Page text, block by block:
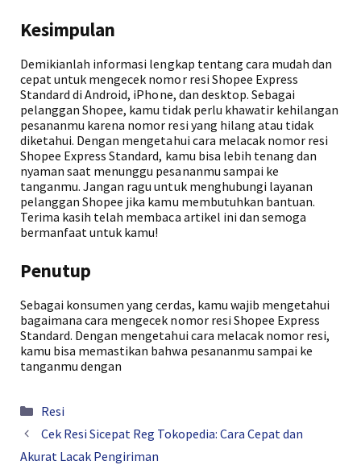
Kesimpulan
Demikianlah informasi lengkap tentang cara mudah dan
cepat untuk mengecek nomor resi Shopee Express
Standard di Android, iPhone, dan desktop. Sebagai
pelanggan Shopee, kamu tidak perlu khawatir kehilangan
pesananmu karena nomor resi yang hilang atau tidak
diketahui. Dengan mengetahui cara melacak nomor resi
Shopee Express Standard, kamu bisa lebih tenang dan
nyaman saat menunggu pesananmu sampai ke
tanganmu. Jangan ragu untuk menghubungi layanan
pelanggan Shopee jika kamu membutuhkan bantuan.
Terima kasih telah membaca artikel ini dan semoga
bermanfaat untuk kamu!
Penutup
Sebagai konsumen yang cerdas, kamu wajib mengetahui
bagaimana cara mengecek nomor resi Shopee Express
Standard. Dengan mengetahui cara melacak nomor resi,
kamu bisa memastikan bahwa pesananmu sampai ke
tanganmu dengan
Kategori
Resi
Cek Resi Sicepat Reg Tokopedia: Cara Cepat dan
Akurat Lacak Pengiriman